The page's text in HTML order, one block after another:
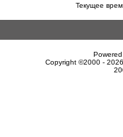
Текущее
Copyright ©2000 -